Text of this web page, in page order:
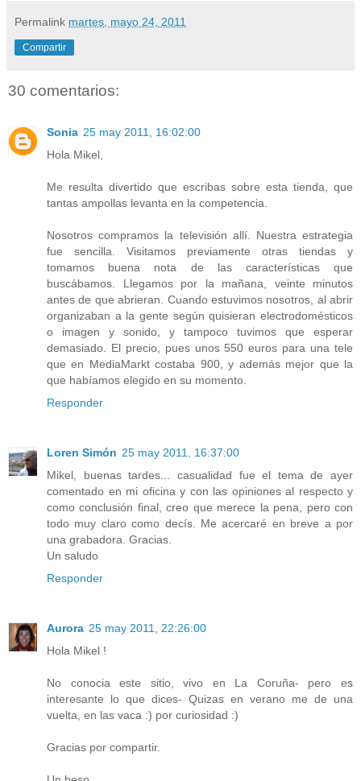
Permalink martes, mayo 24, 2011
Compartir
30 comentarios:
Sonia 25 may 2011, 16:02:00
Hola Mikel,
Me resulta divertido que escribas sobre esta tienda, que
tantas ampollas levanta en la competencia.
Nosotros compramos la televisión allí. Nuestra estrategia
fue sencilla. Visitamos previamente otras tiendas y
tomamos buena nota de las características que
buscábamos. Llegamos por la mañana, veinte minutos
antes de que abrieran. Cuando estuvimos nosotros, al abrir
organizaban a la gente según quisieran electrodomésticos
o imagen y sonido, y tampoco tuvimos que esperar
demasiado. El precio, pues unos 550 euros para una tele
que en MediaMarkt costaba 900, y además mejor que la
que habíamos elegido en su momento.
Responder
Loren Simón 25 may 2011, 16:37:00
Mikel, buenas tardes... casualidad fue el tema de ayer
comentado en mi oficina y con las opiniones al respecto y
como conclusión final, creo que merece la pena, pero con
todo muy claro como decís. Me acercaré en breve a por
una grabadora. Gracias.
Un saludo
Responder
Aurora 25 may 2011, 22:26:00
Hola Mikel !
No conocia este sitio, vivo en La Coruña- pero es
interesante lo que dices- Quizas en verano me de una
vuelta, en las vaca :) por curiosidad :)
Gracias por compartir.